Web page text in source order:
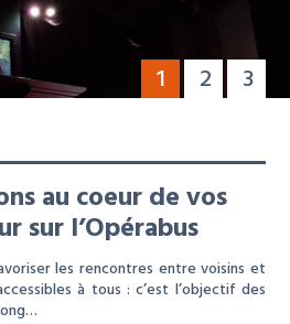
1 2 3
au coeur de vos
sur l’Opérabus
les rencontres entre voisins et
à tous : c’est l’objectif des